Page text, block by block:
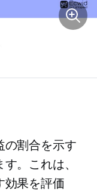
の割合を示す
。これは、
効果を評価